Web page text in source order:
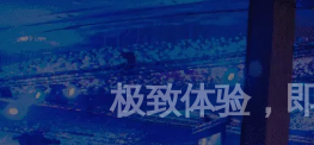
极致体验，
YCG亿程会